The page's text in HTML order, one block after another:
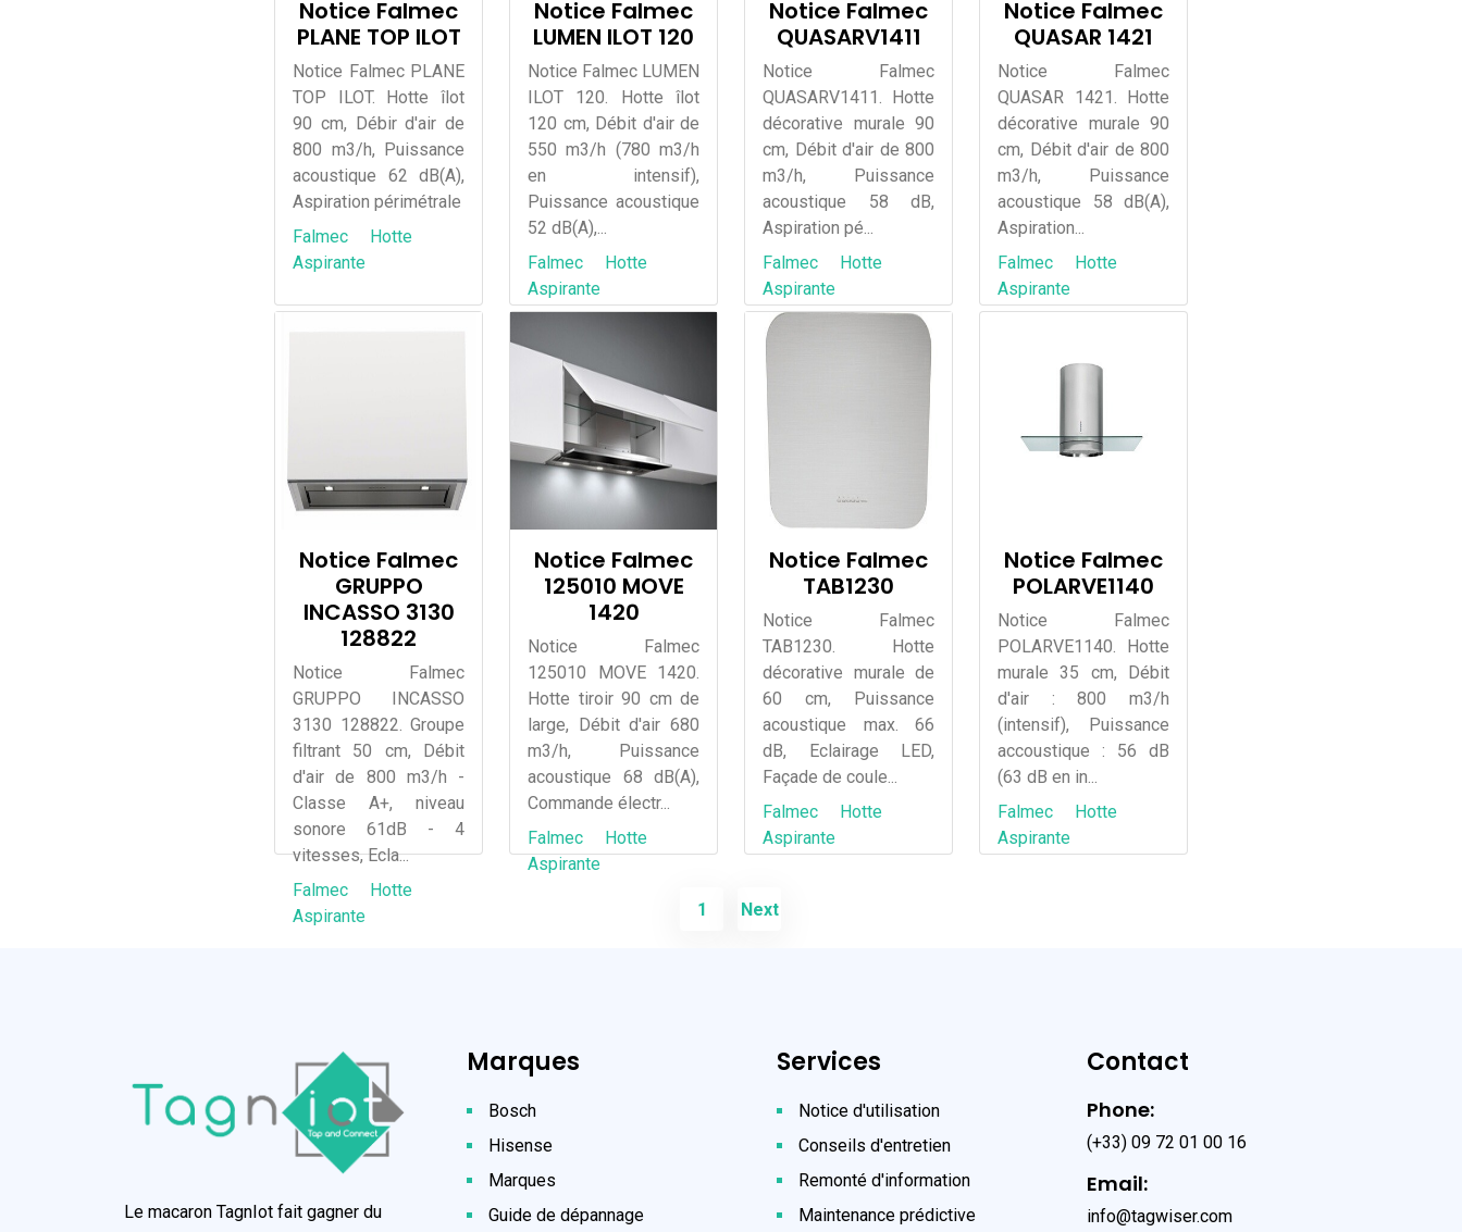
Notice Falmec
PLANE TOP ILOT
Notice Falmec PLANE
TOP ILOT. Hotte îlot
90 cm, Débir d'air de
800 m3/h, Puissance
acoustique 62 dB(A),
Aspiration périmétrale
Falmec
Hotte
Aspirante
Notice Falmec
LUMEN ILOT 120
Notice Falmec LUMEN
ILOT 120. Hotte îlot
120 cm, Débit d'air de
550 m3/h (780 m3/h
en intensif),
Puissance acoustique
52 dB(A),...
Falmec
Hotte
Aspirante
Notice Falmec
QUASARV1411
Notice Falmec
QUASARV1411. Hotte
décorative murale 90
cm, Débit d'air de 800
m3/h, Puissance
acoustique 58 dB,
Aspiration pé...
Falmec
Hotte
Aspirante
Notice Falmec
QUASAR 1421
Notice Falmec
QUASAR 1421. Hotte
décorative murale 90
cm, Débit d'air de 800
m3/h, Puissance
acoustique 58 dB(A),
Aspiration...
Falmec
Hotte
Aspirante
Notice Falmec
GRUPPO
INCASSO 3130
128822
Notice Falmec
GRUPPO INCASSO
3130 128822. Groupe
filtrant 50 cm, Débit
d'air de 800 m3/h -
Classe A+, niveau
sonore 61dB - 4
vitesses, Ecla...
Falmec
Hotte
Aspirante
Notice Falmec
125010 MOVE
1420
Notice Falmec
125010 MOVE 1420.
Hotte tiroir 90 cm de
large, Débit d'air 680
m3/h, Puissance
acoustique 68 dB(A),
Commande électr...
Falmec
Hotte
Aspirante
Notice Falmec
TAB1230
Notice Falmec
TAB1230. Hotte
décorative murale de
60 cm, Puissance
acoustique max. 66
dB, Eclairage LED,
Façade de coule...
Falmec
Hotte
Aspirante
Notice Falmec
POLARVE1140
Notice Falmec
POLARVE1140. Hotte
murale 35 cm, Débit
d'air : 800 m3/h
(intensif), Puissance
accoustique : 56 dB
(63 dB en in...
Falmec
Hotte
Aspirante
1 Next
Le macaron TagnIot fait gagner du
Marques
Bosch
Hisense
Marques
Guide de dépannage
Services
Notice d'utilisation
Conseils d'entretien
Remonté d'information
Maintenance prédictive
Contact
Phone:
(+33) 09 72 01 00 16
Email:
info@tagwiser.com